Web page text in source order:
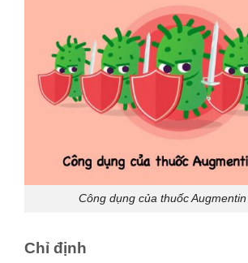
Công dụng của thuốc
Chỉ định